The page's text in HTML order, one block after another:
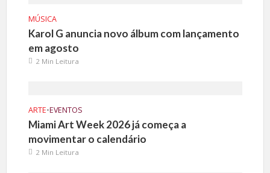
MÚSICA
Karol G anuncia novo álbum com lançamento
em agosto
2 Min Leitura
ARTE•EVENTOS
Miami Art Week 2026 já começa a
movimentar o calendário
2 Min Leitura